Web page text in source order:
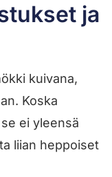
ja
kuivana,
Koska
ei yleensä
liian heppoiset